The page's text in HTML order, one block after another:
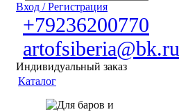
Вход / Регистрация
+79236200770
artofsiberia@bk.ru
Индивидуальный заказ
Каталог